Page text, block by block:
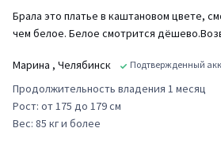
Брала это платье в каштановом цвете,
чем белое. Белое смотрится
Марина , Челябинск Подтвержденный
Продолжительность владения 1 месяц
Рост: от 175 до 179 см
Вес: 85 кг и более